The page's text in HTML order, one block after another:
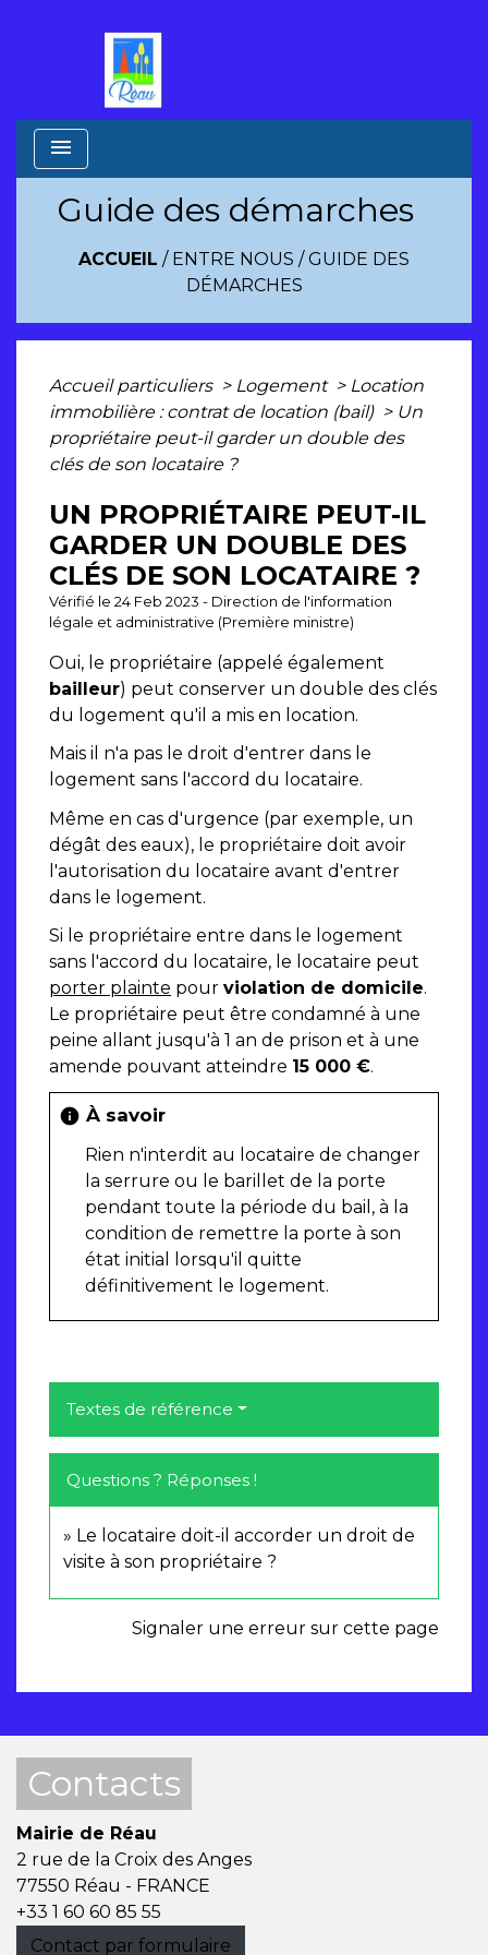
menu
Guide des démarches
ACCUEIL / ENTRE NOUS /GUIDE DES
DÉMARCHES
Accueil particuliers > Logement > Location
immobilière : contrat de location (bail) > Un
propriétaire peut-il garder un double des
clés de son locataire ?
UN PROPRIÉTAIRE PEUT-IL
GARDER UN DOUBLE DES
CLÉS DE SON LOCATAIRE ?
Vérifié le 24 Feb 2023 - Direction de l'information
légale et administrative (Première ministre)
Oui, le propriétaire (appelé également
bailleur) peut conserver un double des clés
du logement qu'il a mis en location.
Mais il n'a pas le droit d'entrer dans le
logement sans l'accord du locataire.
Même en cas d'urgence (par exemple, un
dégât des eaux), le propriétaire doit avoir
l'autorisation du locataire avant d'entrer
dans le logement.
Si le propriétaire entre dans le logement
sans l'accord du locataire, le locataire peut
porter plainte pour violation de domicile.
Le propriétaire peut être condamné à une
peine allant jusqu'à 1 an de prison et à une
amende pouvant atteindre 15 000 €.
info À savoir
Rien n'interdit au locataire de changer
la serrure ou le barillet de la porte
pendant toute la période du bail, à la
condition de remettre la porte à son
état initial lorsqu'il quitte
définitivement le logement.
Textes de référence
Questions ? Réponses !
Le locataire doit-il accorder un droit de
visite à son propriétaire ?
Signaler une erreur sur cette page
Contacts
Mairie de Réau
2 rue de la Croix des Anges
77550 Réau - FRANCE
+33 1 60 60 85 55
Contact par formulaire